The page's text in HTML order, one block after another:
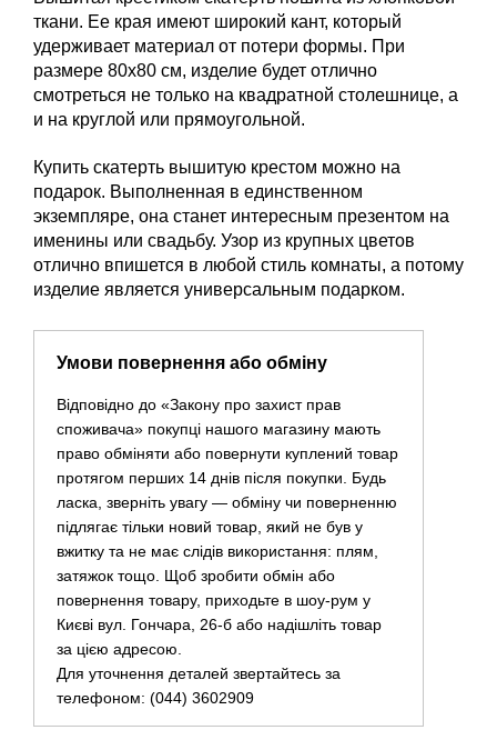
ткани. Ее края имеют широкий кант, который
удерживает материал от потери формы. При
размере 80х80 см, изделие будет отлично
смотреться не только на квадратной столешнице, а
и на круглой или прямоугольной.
Купить скатерть вышитую крестом можно на
подарок. Выполненная в единственном
экземпляре, она станет интересным презентом на
именины или свадьбу. Узор из крупных цветов
отлично впишется в любой стиль комнаты, а потому
изделие является универсальным подарком.
Умови повернення або обміну
Відповідно до «Закону про захист прав
споживача» покупці нашого магазину мають
право обміняти або повернути куплений товар
протягом перших 14 днів після покупки. Будь
ласка, зверніть увагу — обміну чи поверненню
підлягає тільки новий товар, який не був у
вжитку та не має слідів використання: плям,
затяжок тощо. Щоб зробити обмін або
повернення товару, приходьте в шоу-рум у
Києві вул. Гончара, 26-б або надішліть товар
за цією адресою.
Для уточнення деталей звертайтесь за
телефоном: (044) 3602909